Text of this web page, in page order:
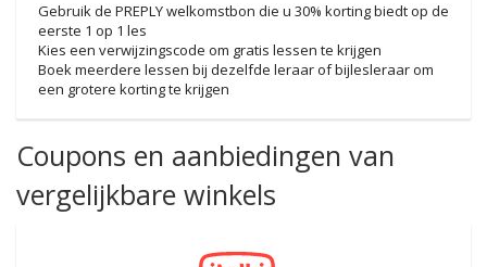
Gebruik de PREPLY welkomstbon die u 30% korting biedt op de
eerste 1 op 1 les
Kies een verwijzingscode om gratis lessen te krijgen
Boek meerdere lessen bij dezelfde leraar of bijlesleraar om
een ​​grotere korting te krijgen
Coupons en aanbiedingen van
vergelijkbare winkels